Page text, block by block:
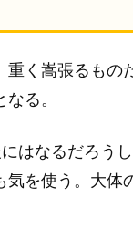
く嵩張るもの
る。
はなるだろう
気を使う。大